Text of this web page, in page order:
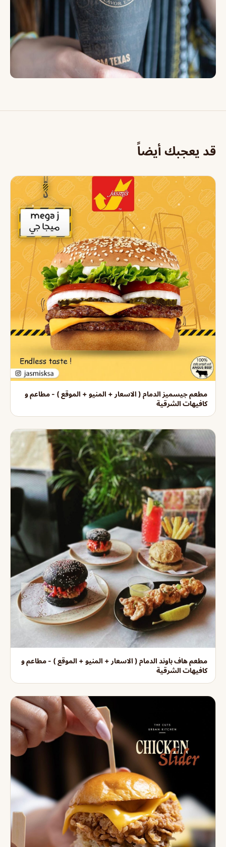
قد يعجبك أيضاً
مطعم جيسميز الدمام ( الاسعار + المنيو + الموقع ) - مطاعم و
كافيهات الشرقية
مطعم هاف باوند الدمام ( الاسعار + المنيو + الموقع ) - مطاعم و
كافيهات الشرقية